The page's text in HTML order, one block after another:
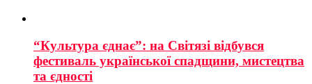
“Культура єднає”: на Світязі відбувся
фестиваль української спадщини, мистецтва
та єдності